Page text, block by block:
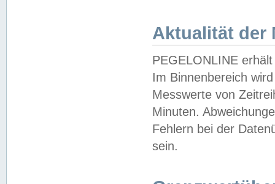
Aktualität der
PEGELONLINE
Im Binnenbereich
Messwerte von
Minuten.
Fehlern bei der
sein.